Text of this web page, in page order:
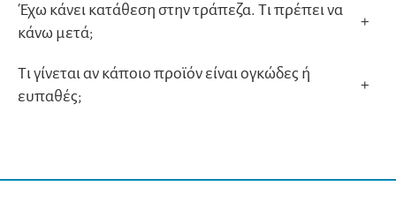
Έχω κάνει κατάθεση στην τράπεζα. Τι πρέπει να
κάνω μετά;
+
Τι γίνεται αν κάποιο προϊόν είναι ογκώδες ή
ευπαθές;
+